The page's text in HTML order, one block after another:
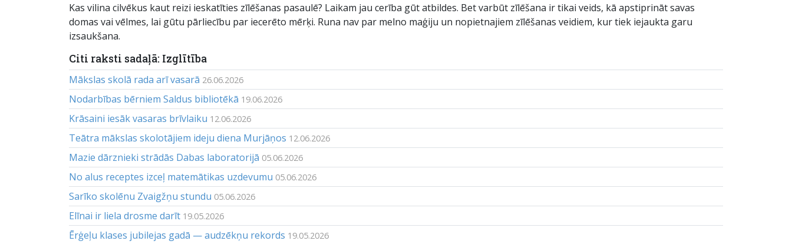
Kas vilina cilvēkus kaut reizi ieskatīties zīlēšanas pasaulē? Laikam jau cerība gūt atbildes. Bet varbūt zīlēšana ir tikai veids, kā apstiprināt savas
domas vai vēlmes, lai gūtu pārliecību par iecerēto mērķi. Runa nav par melno maģiju un nopietnajiem zīlēšanas veidiem, kur tiek iejaukta garu
izsaukšana.
Citi raksti sadaļā: Izglītība
Mākslas skolā rada arī vasarā 26.06.2026
Nodarbības bērniem Saldus bibliotēkā 19.06.2026
Krāsaini iesāk vasaras brīvlaiku 12.06.2026
Teātra mākslas skolotājiem ideju diena Murjāņos 12.06.2026
Mazie dārznieki strādās Dabas laboratorijā 05.06.2026
No alus receptes izceļ matemātikas uzdevumu 05.06.2026
Sarīko skolēnu Zvaigžņu stundu 05.06.2026
Elīnai ir liela drosme darīt 19.05.2026
Ērģeļu klases jubilejas gadā — audzēkņu rekords 19.05.2026